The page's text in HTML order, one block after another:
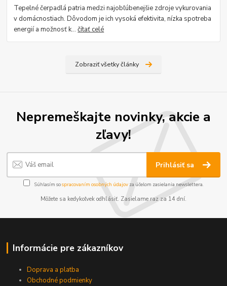
Tepelné čerpadlá patria medzi najobľúbenejšie zdroje vykurovania
v domácnostiach. Dôvodom je ich vysoká efektivita, nízka spotreba
energií a možnosť k...čítať celé
Zobraziť všetky články
Nepremeškajte novinky, akcie a
zľavy!
Prihlásiť sa
Súhlasím sospracovaním osobných údajov za účelom zasielania newslettera.
Môžete sa kedykoľvek odhlásiť. Zasielame raz za 14 dní.
Informácie pre zákazníkov
Doprava a platba
Obchodné podmienky